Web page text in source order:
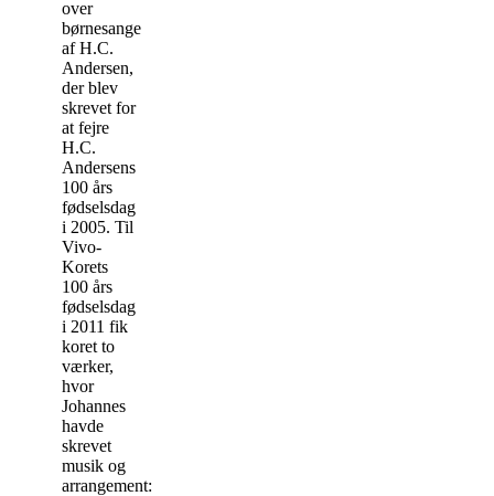
over
børnesange
af H.C.
Andersen,
der blev
skrevet for
at fejre
H.C.
Andersens
100 års
fødselsdag
i 2005. Til
Vivo-
Korets
100 års
fødselsdag
i 2011 fik
koret to
værker,
hvor
Johannes
havde
skrevet
musik og
arrangement: